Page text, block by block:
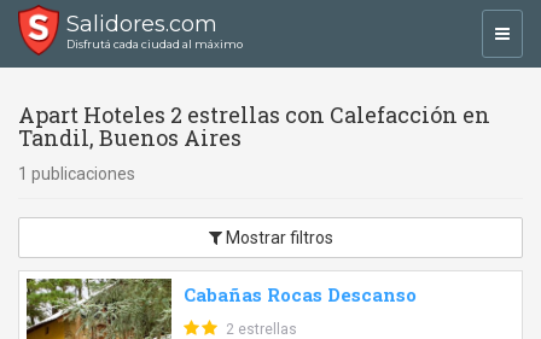
Salidores.com
Disfrutá cada ciudad al máximo
Apart Hoteles 2 estrellas con Calefacción en
Tandil, Buenos Aires
1 publicaciones
Mostrar filtros
Cabañas Rocas Descanso
2 estrellas